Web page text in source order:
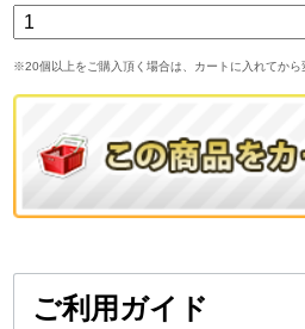
※20個以上をご購入頂く場合は、カートに入れてから
ご利用ガイド